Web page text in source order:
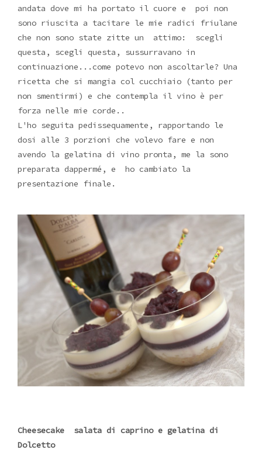
andata dove mi ha portato il cuore e poi non
sono riuscita a tacitare le mie radici friulane
che non sono state zitte un attimo: scegli
questa, scegli questa, sussurravano in
continuazione...come potevo non ascoltarle? Una
ricetta che si mangia col cucchiaio (tanto per
non smentirmi) e che contempla il vino è per
forza nelle mie corde..
L'ho seguita pedissequamente, rapportando le
dosi alle 3 porzioni che volevo fare e non
avendo la gelatina di vino pronta, me la sono
preparata dappermé, e ho cambiato la
presentazione finale.
Cheesecake salata di caprino e gelatina di
Dolcetto